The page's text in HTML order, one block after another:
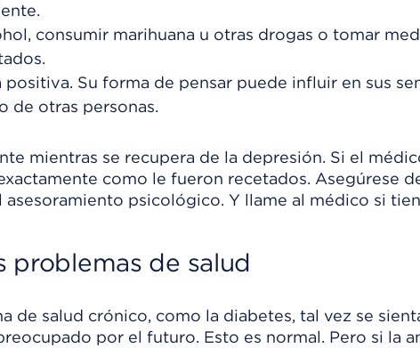
consumir marihuana u otras drogas o tomar
positiva. Su forma de pensar puede influir en sus
de otras personas.
mientras se recupera de la depresión. Si el
como le fueron recetados. Asegúrese
asesoramiento psicológico. Y llame al médico si
problemas de salud
de salud crónico, como la diabetes, tal vez se
por el futuro. Esto es normal. Pero si la